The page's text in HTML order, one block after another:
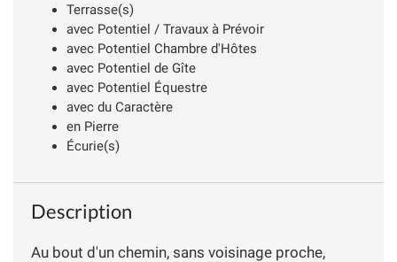
Terrasse(s)
avec Potentiel / Travaux à Prévoir
avec Potentiel Chambre d'Hôtes
avec Potentiel de Gîte
avec Potentiel Équestre
avec du Caractère
en Pierre
Écurie(s)
Description
Au bout d'un chemin, sans voisinage proche,